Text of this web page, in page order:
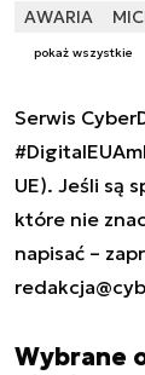
AWARIA
pokaż wszystkie
Serwis
UE). Jeśli są
które nie
napisać –
Wybrane